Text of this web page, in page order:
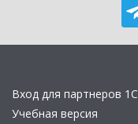
Вход для партнеров 1С
Учебная версия